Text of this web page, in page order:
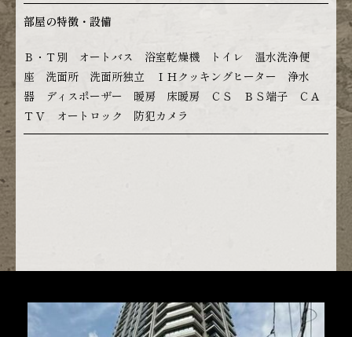
部屋の特徴・設備
Ｂ・Ｔ別 オートバス 浴室乾燥機 トイレ 温水洗浄便
座 洗面所 洗面所独立 ＩＨクッキングヒーター 浄水
器 ディスポーザー 暖房 床暖房 ＣＳ ＢＳ端子 ＣＡ
ＴＶ オートロック 防犯カメラ